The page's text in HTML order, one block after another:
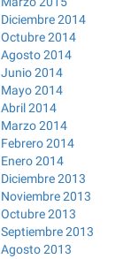
Diciembre 2014
Octubre 2014
Agosto 2014
Junio 2014
Mayo 2014
Abril 2014
Marzo 2014
Febrero 2014
Enero 2014
Diciembre 2013
Noviembre 2013
Octubre 2013
Septiembre 2013
Agosto 2013